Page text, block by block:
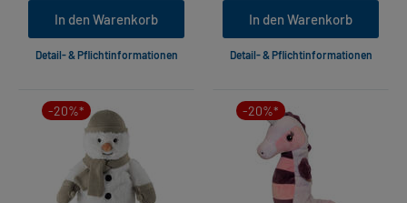
In den Warenkorb
Detail- & Pflichtinformationen
In den Warenkorb
Detail- & Pflichtinformationen
-20%* -20%*